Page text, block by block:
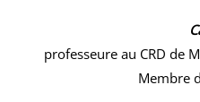
professeure au CRD de
Membre